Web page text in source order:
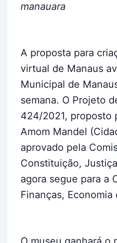
manauara
A proposta para
virtual de Manaus
Municipal de
semana. O Projeto
424/2021, proposto
Amom Mandel
aprovado pela
Constituição,
agora segue para a
Finanças, Economia